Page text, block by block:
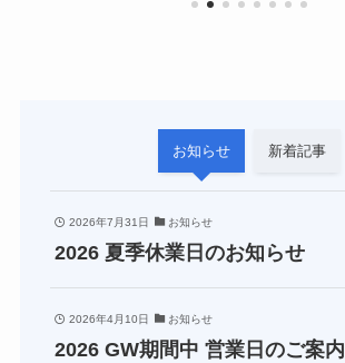
お知らせ 新着記事
2026年7月31日 お知らせ
2026 夏季休業日のお知らせ
2026年4月10日 お知らせ
2026 GW期間中 営業日のご案内